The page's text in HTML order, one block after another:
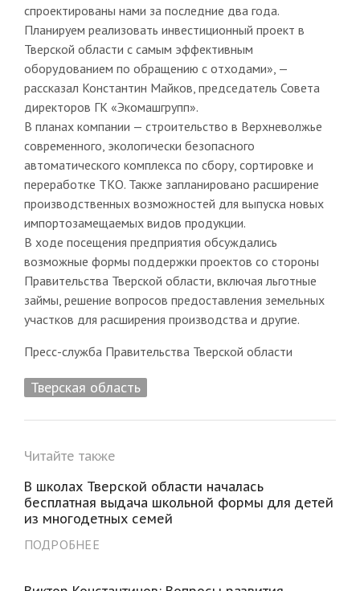
спроектированы нами за последние два года.
Планируем реализовать инвестиционный проект в
Тверской области с самым эффективным
оборудованием по обращению с отходами», —
рассказал Константин Майков, председатель Совета
директоров ГК «Экомашгрупп».
В планах компании — строительство в Верхневолжье
современного, экологически безопасного
автоматического комплекса по сбору, сортировке и
переработке ТКО. Также запланировано расширение
производственных возможностей для выпуска новых
импортозамещаемых видов продукции.
В ходе посещения предприятия обсуждались
возможные формы поддержки проектов со стороны
Правительства Тверской области, включая льготные
займы, решение вопросов предоставления земельных
участков для расширения производства и другие.
Пресс-служба Правительства Тверской области
Тверская область
Читайте также
В школах Тверской области началась
бесплатная выдача школьной формы для детей
из многодетных семей
ПОДРОБНЕЕ